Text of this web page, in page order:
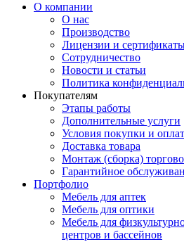
О компании
О нас
Производство
Лицензии и
Сотрудничество
Новости и статьи
Политика
Покупателям
Этапы работы
Дополнительные услуги
Условия покупки и
Доставка товара
Монтаж (сборка)
Гарантийное
Портфолио
Мебель для аптек
Мебель для оптики
Мебель для
центров и бассейнов